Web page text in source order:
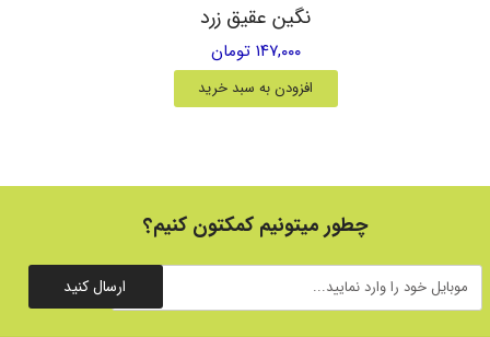
نگین عقیق زرد
۱۴۷,۰۰۰ تومان
افزودن به سبد خرید
چطور میتونیم کمکتون کنیم؟
ارسال کنید